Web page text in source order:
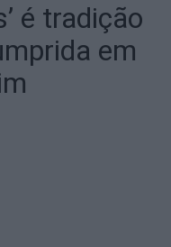
é tradição
em